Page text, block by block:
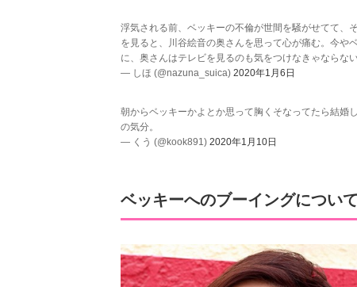
浮気される前、ベッキーの不倫が世間を騒がせてて、
を見ると、川谷絵音の奥さんを思って心が痛む。今や
に、奥さんはテレビを見るのも気をつけなきゃならな
— しほ (@nazuna_suica) 2020年1月6日
朝からベッキーかよとか思って胸くそなってたら結婚
の気分。
— くう (@kook891) 2020年1月10日
ベッキーへのブーイングについ